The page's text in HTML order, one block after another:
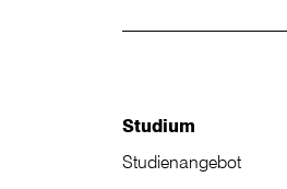
Studium
Studienangebot